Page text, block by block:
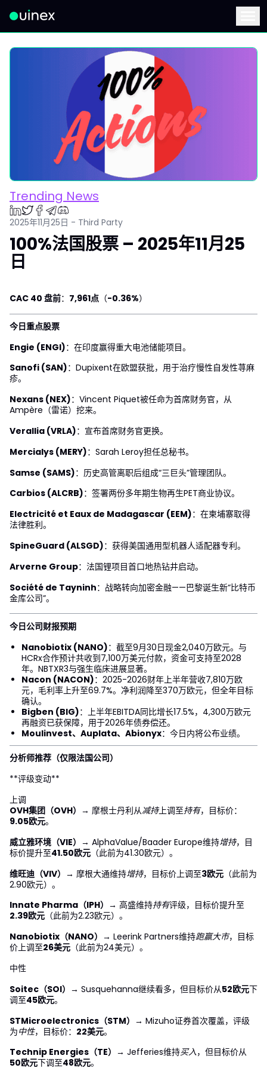
Trending News
2025年11月25日 - Third Party
100%法国股票 – 2025年11月25
日
CAC 40 盘前： 7,961点 （-0.36%）
今日重点股票
Engie (ENGI)：在印度赢得重大电池储能项目。
Sanofi (SAN)：Dupixent在欧盟获批，用于治疗慢性自发性荨麻
疹。
Nexans (NEX)：Vincent Piquet被任命为首席财务官，从
Ampère（雷诺）挖来。
Verallia (VRLA)：宣布首席财务官更换。
Mercialys (MERY)：Sarah Leroy担任总秘书。
Samse (SAMS)：历史高管离职后组成“三巨头”管理团队。
Carbios (ALCRB)：签署两份多年期生物再生PET商业协议。
Electricité et Eaux de Madagascar (EEM)：在柬埔寨取得
法律胜利。
SpineGuard (ALSGD)：获得美国通用型机器人适配器专利。
Arverne Group：法国锂项目首口地热钻井启动。
Société de Tayninh：战略转向加密金融——巴黎诞生新“比特币
金库公司”。
今日公司财报预期
Nanobiotix (NANO)：截至9月30日现金2,040万欧元。与
HCRx合作预计共收到7,100万美元付款，资金可支持至2028
年。NBTXR3与强生临床进展显著。
Nacon (NACON)：2025-2026财年上半年营收7,810万欧
元，毛利率上升至69.7%。净利润降至370万欧元，但全年目标
确认。
Bigben (BIG)：上半年EBITDA同比增长17.5%，4,300万欧元
再融资已获保障，用于2026年债券偿还。
Moulinvest、Auplata、Abionyx：今日内将公布业绩。
分析师推荐（仅限法国公司）
**评级变动**
上调
OVH集团（OVH） → 摩根士丹利从减持上调至持有，目标价：
9.05欧元。
威立雅环境（VIE） → AlphaValue/Baader Europe维持增持，目
标价提升至41.50欧元 （此前为41.30欧元）。
维旺迪（VIV） → 摩根大通维持增持，目标价上调至3欧元 （此前为
2.90欧元）。
Innate Pharma（IPH） → 高盛维持持有评级，目标价提升至
2.39欧元 （此前为2.23欧元）。
Nanobiotix（NANO） → Leerink Partners维持跑赢大市，目标
价上调至26美元 （此前为24美元）。
中性
Soitec（SOI） → Susquehanna继续看多，但目标价从52欧元下
调至45欧元。
STMicroelectronics（STM） → Mizuho证券首次覆盖，评级
为中性，目标价： 22美元。
Technip Energies（TE） → Jefferies维持买入，但目标价从
50欧元下调至48欧元。